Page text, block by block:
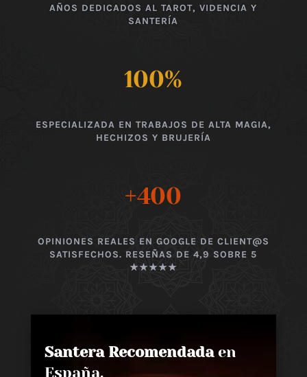
AÑOS DEDICADOS AL TAROT, VIDENCIA Y
SANTERÍA
100%
ESPECIALIZADA EN TRABAJOS DE ALTA MAGIA,
HECHIZOS Y BRUJERÍA
+400
OPINIONES REALES EN GOOGLE DE CLIENT@S
SATISFECHOS. RESEÑAS DE 4,9 SOBRE 5
★★★★★
Santera Recomendadaen
España,